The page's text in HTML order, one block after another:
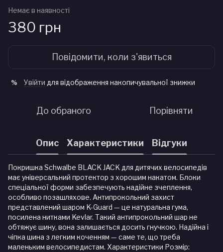
Немає в наявності
380 грн
Повідомити, коли з'явиться
% Увійти для відображення накопичувальної знижки
До обраного Порівняти
Опис Характеристики Відгуки
Покришка Schwalbe BLACK JACK для дитячих велосипедів
має універсальний протектор з хорошим накатом. Блоки
спеціальної форми забезпечують надійне зчеплення,
особливо позашляхове. Антипрокольний захист
представлений шаром K-Guard — це натуральна гума,
посилена нитками Kevlar. Такий антипрокольний шар не
обтяжує шину, вона залишається досить гнучкою. Надійна і
чіпка шина з легким коченням — саме те, що треба
маленьким велосипедистам. Характеристики Розмір: